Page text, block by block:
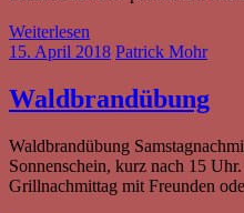
Weiterlesen
15. April 2018 Patrick Mohr
Waldbrandübung
Waldbrandübung
Sonnenschein, kurz nach 15
Grillnachmittag mit Freunden